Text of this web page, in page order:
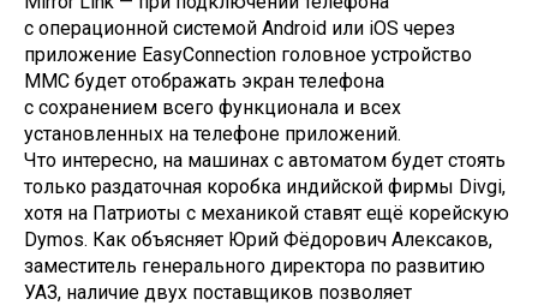
с операционной системой Android или iOS через
приложение EasyConnection головное устройство
ММС будет отображать экран телефона
с сохранением всего функционала и всех
установленных на телефоне приложений.
Что интересно, на машинах с автоматом будет стоять
только раздаточная коробка индийской фирмы Divgi,
хотя на Патриоты с механикой ставят ещё корейскую
Dymos. Как объясняет Юрий Фёдорович Алексаков,
заместитель генерального директора по развитию
УАЗ, наличие двух поставщиков позволяет